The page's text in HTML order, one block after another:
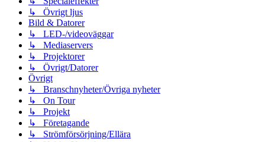
↳ Övrigt ljus
Bild & Datorer
↳ LED-/videoväggar
↳ Mediaservers
↳ Projektorer
↳ Övrigt/Datorer
Övrigt
↳ Branschnyheter/Övriga nyheter
↳ On Tour
↳ Projekt
↳ Företagande
↳ Strömförsörjning/Ellära